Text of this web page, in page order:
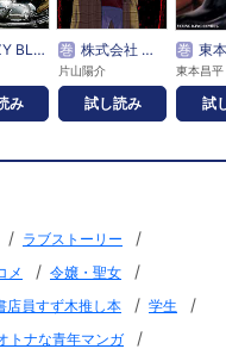
NOW
み
巻 株式会社 神かくし
片山陽介
試し読み
巻 東本昌平
東本昌平
試
/ ラブストーリー /
メ / 令嬢・聖女 /
店員すず木推し本 / 学生 /
トナな青年マンガ /